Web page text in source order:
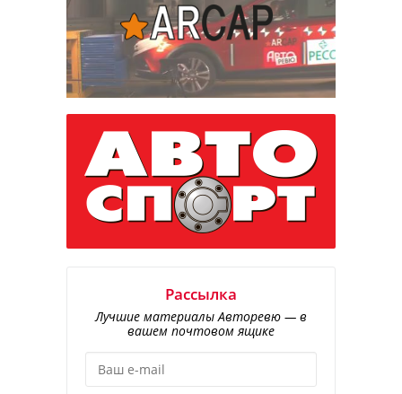
Рассылка
Лучшие материалы Авторевю — в
вашем почтовом ящике